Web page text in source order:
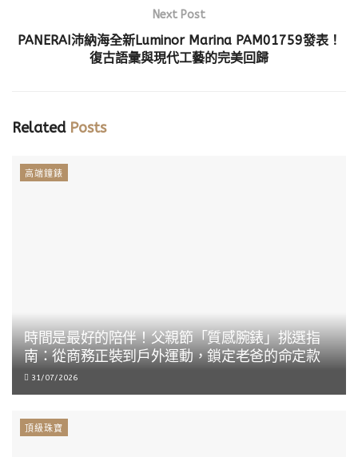
Next Post
PANERAI沛納海全新Luminor Marina PAM01759發表！
復古語彙與現代工藝的完美回歸
RelatedPosts
高端鐘錶
時間是最好的陪伴！父親節「質感腕錶」挑選指
南：從商務正裝到戶外運動，鎖定老爸的命定款
31/07/2026
頂級珠寶